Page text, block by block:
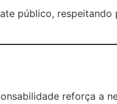
público,
reforça a